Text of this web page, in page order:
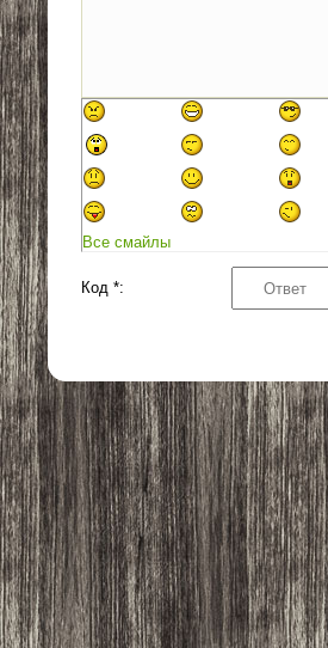
Все смайлы
Код *: